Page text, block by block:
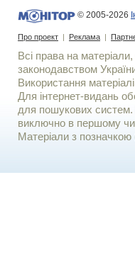
© 2005-2026
Про проект | Реклама |
Всі права на матеріали,
законодавством
Використання
Для iнтернет-видань
для пошукових систем.
виключно в першому чи
Матеріали з